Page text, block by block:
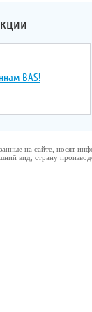
BAS!
на сайте, носят
вид, страну